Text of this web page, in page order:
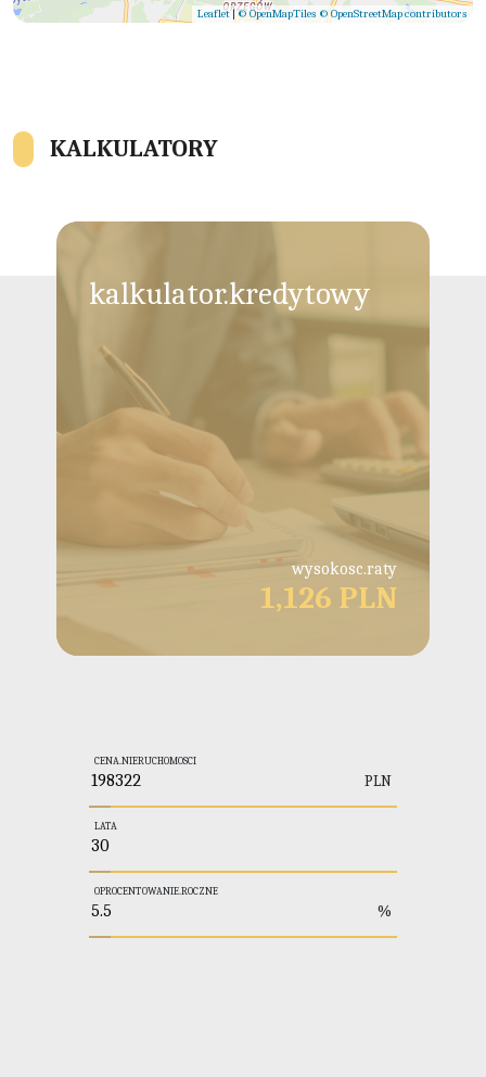
Leaflet|© OpenMapTiles © OpenStreetMap contributors
KALKULATORY
kalkulator.kredytowy
wysokosc.raty
1,126 PLN
CENA.NIERUCHOMOSCI
PLN
LATA
OPROCENTOWANIE.ROCZNE
%